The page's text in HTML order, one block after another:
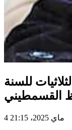
للسنة
القسمطيني
4 ماي 2025، 21:15